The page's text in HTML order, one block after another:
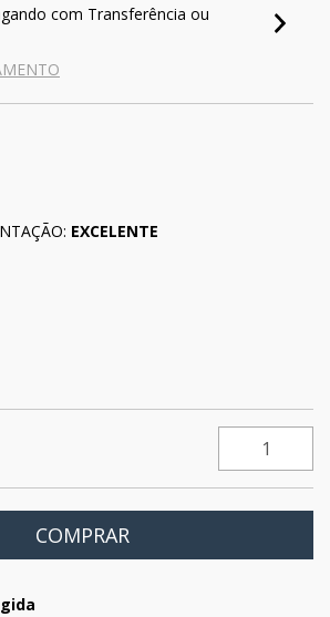
com Transferência ou
EXCELENTE